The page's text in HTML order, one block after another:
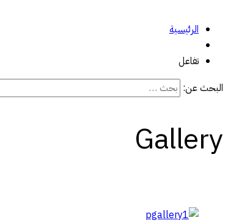
الرئيسية
تفاعل
البحث عن:
Gallery